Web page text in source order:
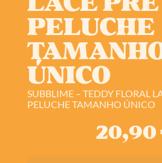
PELUCHE
ÚNICO
SUBBLIME – TEDDY FLORAL
PELUCHE TAMANHO ÚNICO
20,90